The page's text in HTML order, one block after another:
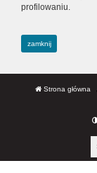
profilowaniu.
zamknij
Strona główna